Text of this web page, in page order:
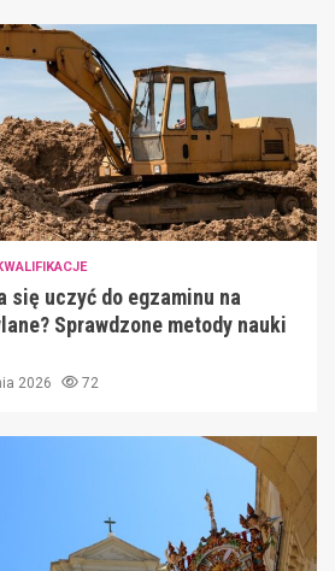
się uczyć do egzaminu na
Sprawdzone metody nauki
2026 72